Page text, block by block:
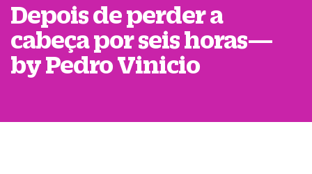
Depois de perder a
cabeça por seis horas—
by Pedro Vinicio